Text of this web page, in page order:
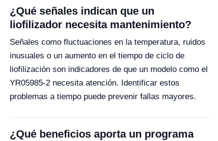
¿Qué señales indican que un
liofilizador necesita mantenimiento?
Señales como fluctuaciones en la temperatura, ruidos
inusuales o un aumento en el tiempo de ciclo de
liofilización son indicadores de que un modelo como el
YR05985-2 necesita atención. Identificar estos
problemas a tiempo puede prevenir fallas mayores.
¿Qué beneficios aporta un programa